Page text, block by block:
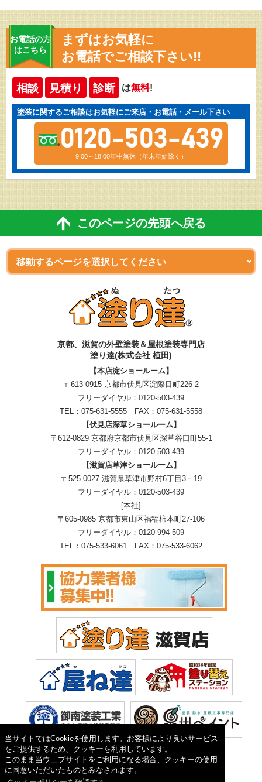
当サイトではCookieを使用します。お客様により良いサービス
をご提供するため、クッキーを利用しています。
このまま当ウェブサイトをご利用になる場合、クッキーの使用
に同意いただいたものとみなされます。
お電話の方
はこちら
まずはお気軽に
お電話でご相談下さい!!
相談 見積り 診断 は無料!
塗装に関するご相談はお気軽にご来店・お電話・メール下さい
0120-503-439
9:00～18:00年中無休（年末年始除く）
このページの先頭へ戻る
京都、滋賀の外壁塗装＆屋根塗装専門店
塗り達(株式会社 植田)
【本店淀ショールーム】
〒613-0915 京都市伏見区淀際目町226-2
フリーダイヤル： 0120-503-439
TEL： 075-631-5555 FAX：075-631-5558
【伏見店深草ショールーム】
〒612-0829 京都府京都市伏見区深草谷口町55-1
フリーダイヤル： 0120-503-439
【滋賀店草津ショールーム】
〒525-0027 滋賀県草津市野村6丁目3－19
フリーダイヤル： 0120-503-439
[本社]
〒605-0985 京都市東山区福稲柿本町27-106
フリーダイヤル： 0120-994-509
TEL： 075-533-6061 FAX：075-533-6062